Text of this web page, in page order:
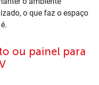
o que faz o espaço
ou painel para